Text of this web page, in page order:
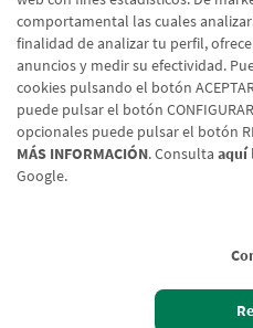
comportamental las cuales
finalidad de analizar tu perfil,
anuncios y medir su efectividad.
cookies pulsando el botón
puede pulsar el botón
opcionales puede pulsar el botón
MÁS INFORMACIÓN. Consulta aquí
Google.
Aviso legal